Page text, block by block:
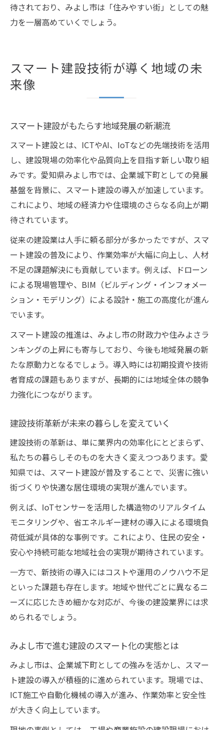
待されており、みよし市は「住みやすい街」としての魅
力を一層高めていくでしょう。
スマート建設技術が導く地域の未
来像
スマート建設がもたらす地域発展の新潮流
スマート建設とは、ICTやAI、IoTなどの先端技術を活用
し、建設現場の効率化や品質向上を目指す新しい取り組
みです。愛知県みよし市では、企業城下町としての発展
基盤を背景に、スマート建設の導入が加速しています。
これにより、地域の経済力や住環境のさらなる向上が期
待されています。
従来の建設業は人手に頼る部分が多かったですが、スマ
ート建設の普及により、作業効率が大幅に向上し、人材
不足の課題解決にも貢献しています。例えば、ドローン
による現場管理や、BIM（ビルディング・インフォメー
ション・モデリング）による設計・施工の高度化が進ん
でいます。
スマート建設の推進は、みよし市の財政力や住みよさラ
ンキングの上昇にも寄与しており、今後も地域発展の新
たな原動力となるでしょう。導入時には初期投資や技術
者育成の課題もありますが、長期的には地域全体の競争
力強化につながります。
建設技術革新が未来の暮らしを変えていく
建設技術の革新は、単に業界内の効率化にとどまらず、
私たちの暮らしそのものを大きく変えつつあります。愛
知県では、スマート建設が普及することで、災害に強い
街づくりや快適な居住環境の実現が進んでいます。
例えば、IoTセンサーを活用した構造物のリアルタイム
モニタリングや、省エネルギー建材の導入による環境負
荷低減が具体的な事例です。これにより、住民の安全・
安心や持続可能な地域社会の実現が期待されています。
一方で、新技術の導入にはコストや運用のノウハウ不足
といった課題も存在します。地域や世代ごとに異なるニ
ーズに応じたきめ細かな対応が、今後の建設業界には求
められるでしょう。
みよし市で進む建設のスマート化の実態とは
みよし市は、企業城下町としての強みを活かし、スマー
ト建設の導入が積極的に進められています。現場では、
ICT施工や自動化機械の導入が進み、作業効率と安全性
が大きく向上しています。